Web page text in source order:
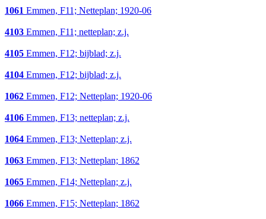
1061 Emmen, F11; Netteplan; 1920-06
4103 Emmen, F11; netteplan; z.j.
4105 Emmen, F12; bijblad; z.j.
4104 Emmen, F12; bijblad; z.j.
1062 Emmen, F12; Netteplan; 1920-06
4106 Emmen, F13; netteplan; z.j.
1064 Emmen, F13; Netteplan; z.j.
1063 Emmen, F13; Netteplan; 1862
1065 Emmen, F14; Netteplan; z.j.
1066 Emmen, F15; Netteplan; 1862